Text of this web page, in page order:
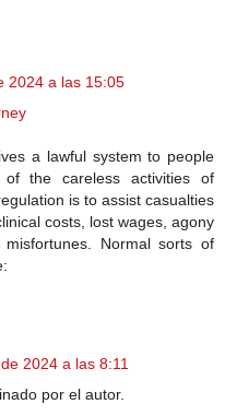
2024 a las 15:05
a lawful system to people
the careless activities of
is to assist casualties
costs, lost wages, agony
Normal sorts of
2024 a las 8:11
por el autor.